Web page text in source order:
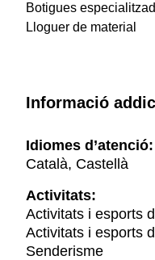
Botigues
Lloguer de material
Informació
Idiomes d’atenció:
Català, Castellà
Activitats:
Activitats i esports
Activitats i esports
Senderisme